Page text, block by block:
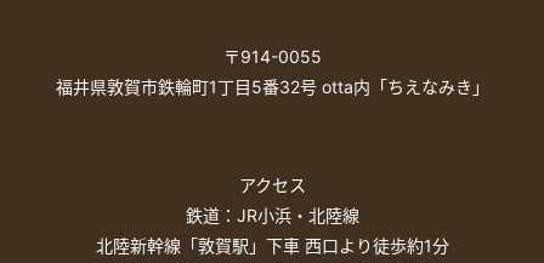
〒914-0055
福井県敦賀市鉄輪町1丁目5番32号 otta内「ちえなみき」
アクセス
鉄道：JR小浜・北陸線
北陸新幹線「敦賀駅」下車 西口より徒歩約1分